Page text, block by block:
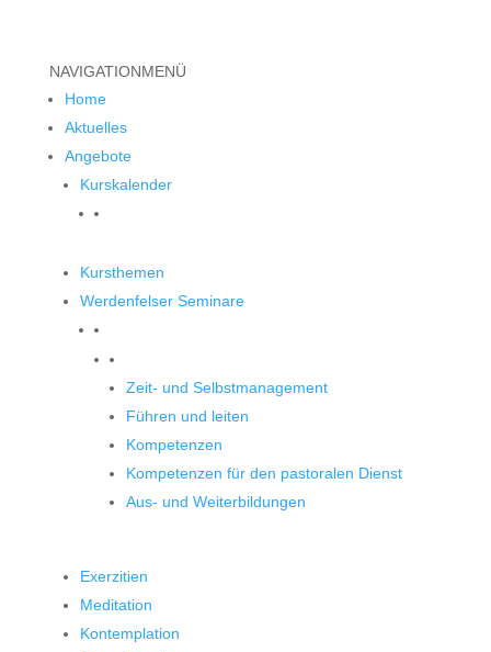
NAVIGATIONMENÜ
Home
Aktuelles
Angebote
Kurskalender
Kursthemen
Werdenfelser Seminare
Zeit- und Selbstmanagement
Führen und leiten
Kompetenzen
Kompetenzen für den pastoralen Dienst
Aus- und Weiterbildungen
Exerzitien
Meditation
Kontemplation